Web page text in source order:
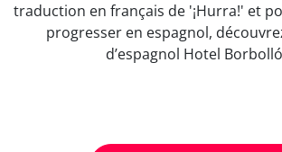
traduction en français de '¡Hurra!' et
progresser en espagnol,
d’espagnol Hotel